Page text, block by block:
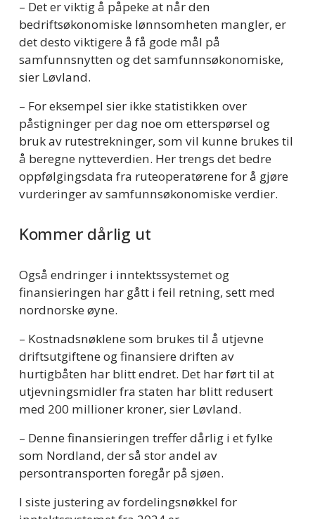
– Det er viktig å påpeke at når den
bedriftsøkonomiske lønnsomheten mangler, er
det desto viktigere å få gode mål på
samfunnsnytten og det samfunnsøkonomiske,
sier Løvland.
– For eksempel sier ikke statistikken over
påstigninger per dag noe om etterspørsel og
bruk av rutestrekninger, som vil kunne brukes til
å beregne nytteverdien. Her trengs det bedre
oppfølgingsdata fra ruteoperatørene for å gjøre
vurderinger av samfunnsøkonomiske verdier.
Kommer dårlig ut
Også endringer i inntektssystemet og
finansieringen har gått i feil retning, sett med
nordnorske øyne.
– Kostnadsnøklene som brukes til å utjevne
driftsutgiftene og finansiere driften av
hurtigbåten har blitt endret. Det har ført til at
utjevningsmidler fra staten har blitt redusert
med 200 millioner kroner, sier Løvland.
– Denne finansieringen treffer dårlig i et fylke
som Nordland, der så stor andel av
persontransporten foregår på sjøen.
I siste justering av fordelingsnøkkel for